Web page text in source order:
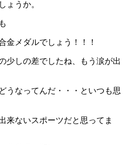
ょうか。
金メダルでしょう！！！
少しの差でしたね、もう涙が出
うなってんだ・・・といつも思
来ないスポーツだと思ってま